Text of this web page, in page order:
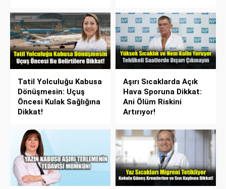
Tatil Yolculuğu Kabusa
Dönüşmesin: Uçuş
Öncesi Kulak Sağlığına
Dikkat!
Aşırı Sıcaklarda Açık
Hava Sporuna Dikkat:
Ani Ölüm Riskini
Artırıyor!